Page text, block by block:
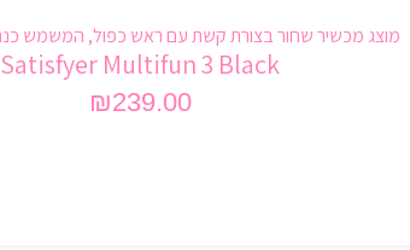
Satisfyer Multifun 3 Black
₪239.00